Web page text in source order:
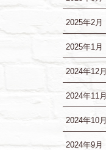
2025年2月
2025年1月
2024年12月
2024年11月
2024年10月
2024年9月